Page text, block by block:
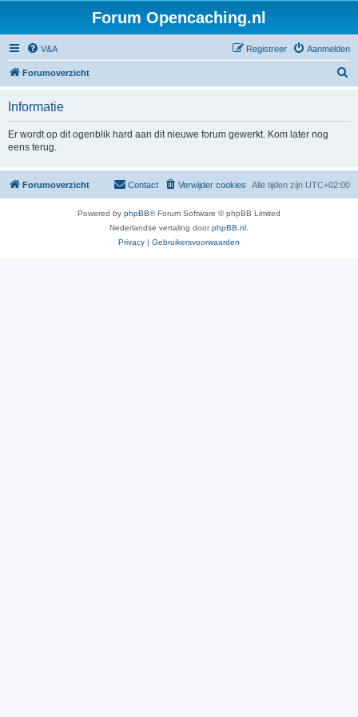
Forum Opencaching.nl
V&A Aanmelden
Registreer
Forumoverzicht
Informatie
Er wordt op dit ogenblik hard aan dit nieuwe forum gewerkt. Kom later nog
eens terug.
Forumoverzicht Alle tijden zijn UTC+02:00
Verwijder cookies
Contact
Powered by phpBB® Forum Software © phpBB Limited
Nederlandse vertaling doorphpBB.nl
Privacy | Gebruikersvoorwaarden